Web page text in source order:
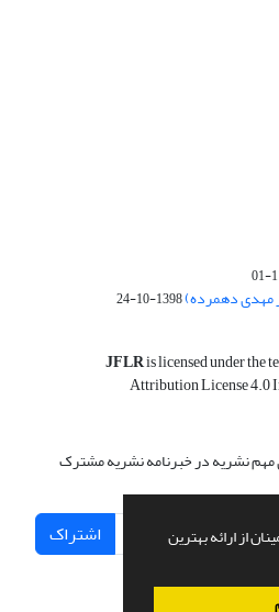
از ارائه بهترین
مهدی دهمرده)1398-10-24
JFLRis licensed under the
Attribution License 4.0
مهم نشریه در خبرنامه نشریه مشترک
اشتراک